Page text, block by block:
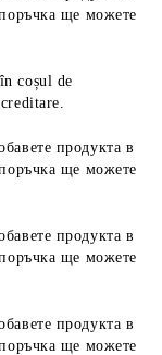
ще можете
coșul de
продукта в
ще можете
продукта в
ще можете
продукта в
ще можете